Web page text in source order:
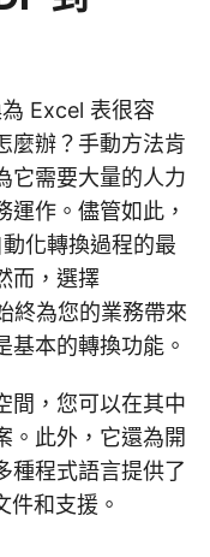
Excel 表很容
麼辦？手動方法肯
它需要大量的人力
作。儘管如此，
化轉換過程的最
而，選擇
終為您的業務帶來
基本的轉換功能。
間，您可以在其中
。此外，它還為開
種程式語言提供了
件和支援。